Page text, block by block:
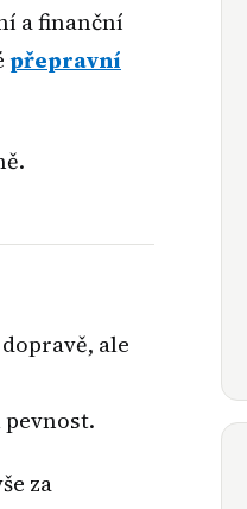
a finanční
přepravní
ale
za